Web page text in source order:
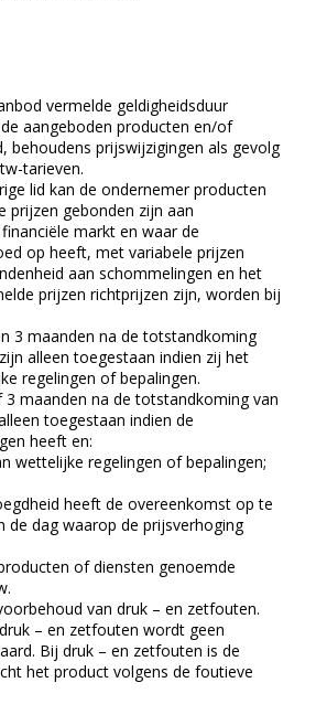
vermelde geldigheidsduur
aangeboden producten en/of
behoudens prijswijzigingen als gevolg
tarieven.
lid kan de ondernemer producten
prijzen gebonden zijn aan
markt en waar de
op heeft, met variabele prijzen
aan schommelingen en het
prijzen richtprijzen zijn, worden bij
3 maanden na de totstandkoming
alleen toegestaan indien zij het
regelingen of bepalingen.
3 maanden na de totstandkoming van
toegestaan indien de
heeft en:
wettelijke regelingen of bepalingen;
heeft de overeenkomst op te
de dag waarop de prijsverhoging
of diensten genoemde
van druk – en zetfouten.
– en zetfouten wordt geen
Bij druk – en zetfouten is de
het product volgens de foutieve